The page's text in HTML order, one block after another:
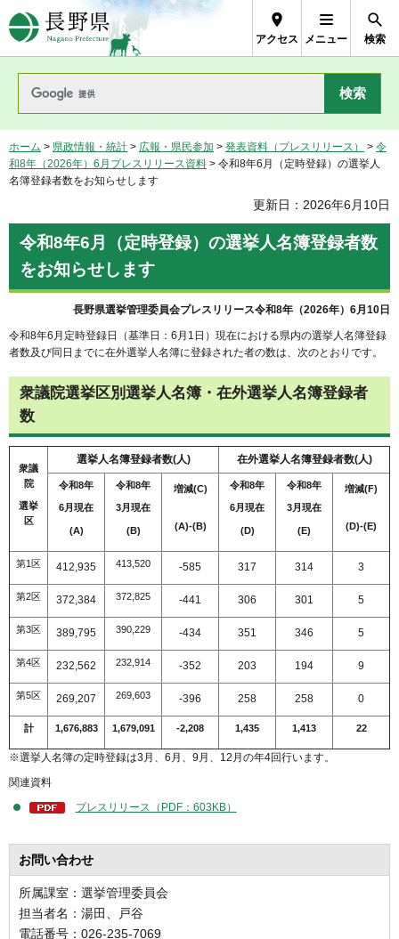
長野県Nagano Prefecture
アクセス メニュー 検索
ホーム > 県政情報・統計 > 広報・県民参加 > 発表資料（プレスリリース） > 令
和8年（2026年）6月プレスリリース資料 > 令和8年6月（定時登録）の選挙人
名簿登録者数をお知らせします
更新日：2026年6月10日
令和8年6月（定時登録）の選挙人名簿登録者数
をお知らせします
長野県選挙管理委員会プレスリリース令和8年（2026年）6月10日
令和8年6月定時登録日（基準日：6月1日）現在における県内の選挙人名簿登録
者数及び同日までに在外選挙人名簿に登録された者の数は、次のとおりです。
衆議院選挙区別選挙人名簿・在外選挙人名簿登録者
数
衆議
院
選挙
区
選挙人名簿登録者数(人) 在外選挙人名簿登録者数(人)
令和8年
6月現在
(A)
令和8年
3月現在
(B)
増減(C)
(A)-(B)
令和8年
6月現在
(D)
令和8年
3月現在
(E)
増減(F)
(D)-(E)
第1区 412,935 413,520 -585 317 314 3
第2区 372,384 372,825 -441 306 301 5
第3区 389,795 390,229 -434 351 346 5
第4区 232,562 232,914 -352 203 194 9
第5区 269,207 269,603 -396 258 258 0
計 1,676,883 1,679,091 -2,208 1,435 1,413 22
※選挙人名簿の定時登録は3月、6月、9月、12月の年4回行います。
関連資料
プレスリリース（PDF：603KB）
お問い合わせ
所属課室：選挙管理委員会
担当者名：湯田、戸谷
電話番号：026-235-7069